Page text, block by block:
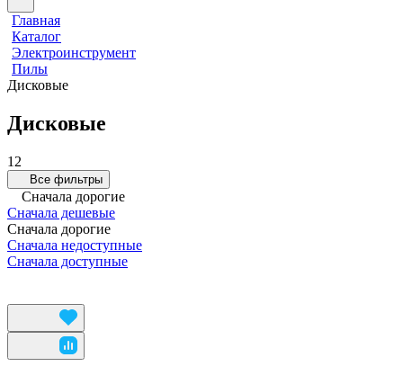
Главная
Каталог
Электроинструмент
Пилы
Дисковые
Дисковые
12
Все фильтры
Сначала дорогие
Сначала дешевые
Сначала дорогие
Сначала недоступные
Сначала доступные